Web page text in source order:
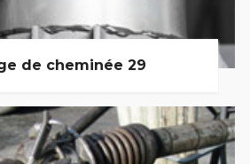
de cheminée 29